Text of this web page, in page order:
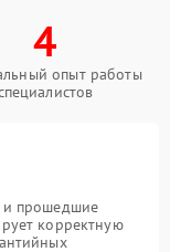
4
опыт работы
и прошедшие
корректную